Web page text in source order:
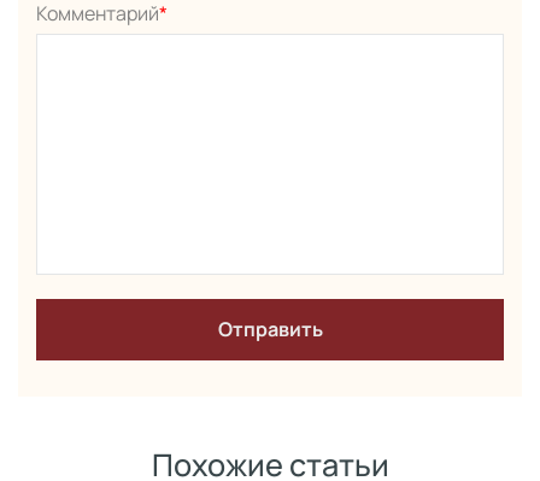
Комментарий*
Похожие статьи